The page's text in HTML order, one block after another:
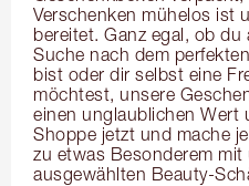
Verschenken mühelos ist
bereitet. Ganz egal, ob du
Suche nach dem
bist oder dir selbst eine
möchtest, unsere
einen unglaublichen Wert
Shoppe jetzt und mache
zu etwas Besonderem mit
ausgewählten Beauty-